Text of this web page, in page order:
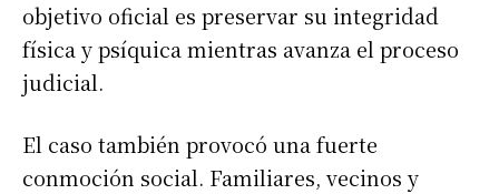
objetivo oficial es preservar su integridad
física y psíquica mientras avanza el proceso
judicial.
El caso también provocó una fuerte
conmoción social. Familiares, vecinos y